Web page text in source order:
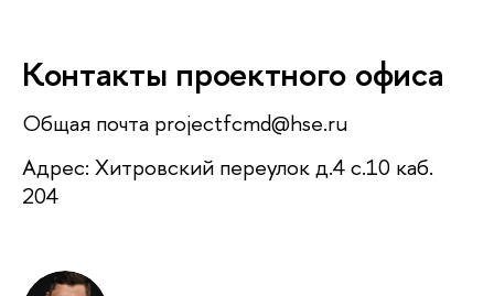
Контакты проектного офиса
Общая почта projectfcmd@hse.ru
Адрес: Хитровский переулок д.4 с.10 каб.
204